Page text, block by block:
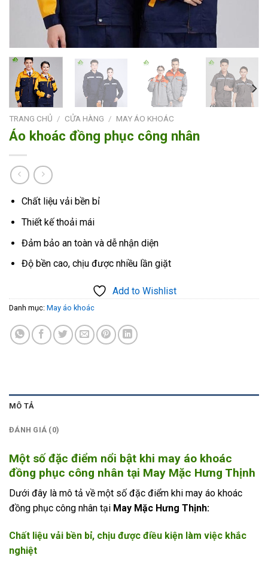
TRANG CHỦ / CỬA HÀNG / MAY ÁO KHOÁC
Áo khoác đồng phục công nhân
Chất liệu vải bền bỉ
Thiết kế thoải mái
Đảm bảo an toàn và dễ nhận diện
Độ bền cao, chịu được nhiều lần giặt
Add to Wishlist
Danh mục: May áo khoác
MÔ TẢ
ĐÁNH GIÁ (0)
Một số đặc điểm nổi bật khi may áo khoác
đồng phục công nhân tại May Mặc Hưng Thịnh
Dưới đây là mô tả về một số đặc điểm khi may áo khoác
đồng phục công nhân tại May Mặc Hưng Thịnh:
Chất liệu vải bền bỉ, chịu được điều kiện làm việc khắc
nghiệt